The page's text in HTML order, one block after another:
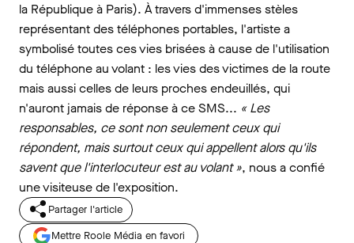
la République à Paris). À travers d'immenses stèles
représentant des téléphones portables, l'artiste a
symbolisé toutes ces vies brisées à cause de l'utilisation
du téléphone au volant : les vies des victimes de la route
mais aussi celles de leurs proches endeuillés, qui
n'auront jamais de réponse à ce SMS... « Les
responsables, ce sont non seulement ceux qui
répondent, mais surtout ceux qui appellent alors qu'ils
savent que l'interlocuteur est au volant », nous a confié
une visiteuse de l'exposition.
Partager l'article
Mettre Roole Média en favori